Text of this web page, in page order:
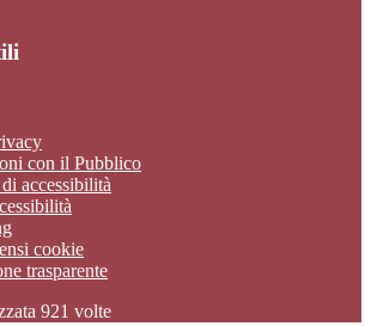
con il Pubblico
accessibilità
cookie
trasparente
921 volte